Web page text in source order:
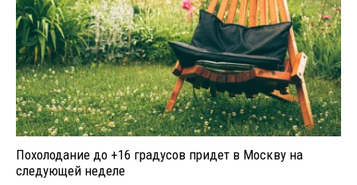
Похолодание до +16 градусов придет в Москву на
следующей неделе